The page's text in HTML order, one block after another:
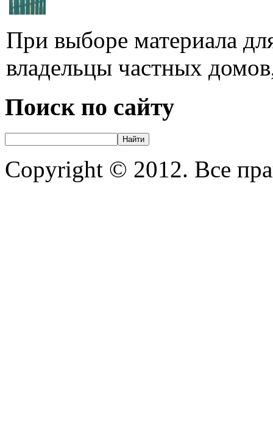
При выборе материала
владельцы частных
Поиск по сайту
Copyright © 2012. Все